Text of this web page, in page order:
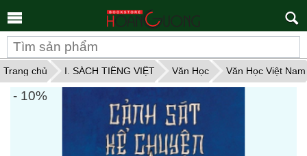
kiếm
Trang chủ I. SÁCH TIẾNG VIỆT Văn Học Văn Học Việt Nam
- 10%